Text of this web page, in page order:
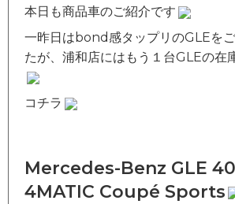
本日も商品車のご紹介です
一昨日はbond感タップリのGLEを
たが、浦和店にはもう１台GLEの在
コチラ
Mercedes-Benz GLE
4MATIC Coupé Sports